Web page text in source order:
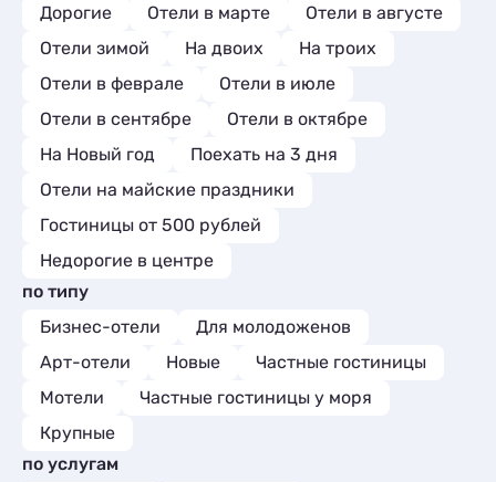
5
Дорогие
Отели в марте
Отели в августе
Отели зимой
На двоих
На троих
Отели в феврале
Отели в июле
Отели в сентябре
Отели в октябре
На Новый год
Поехать на 3 дня
Отели на майские праздники
Гостиницы от 500 рублей
Недорогие в центре
по типу
Бизнес-отели
Для молодоженов
Арт-отели
Новые
Частные гостиницы
Мотели
Частные гостиницы у моря
Крупные
по услугам